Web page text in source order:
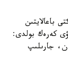
باعالايتىن
كەرەك بولدى:
جارىلىپ